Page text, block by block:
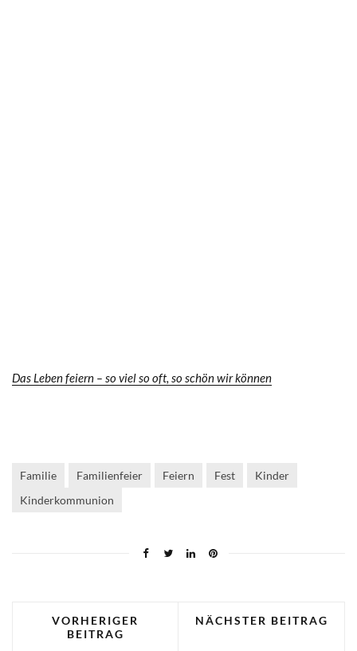
Das Leben feiern – so viel so oft, so schön wir können
Familie Familienfeier Feiern Fest
Kinder
Kinderkommunion
VORHERIGER
BEITRAG
NÄCHSTER BEITRAG